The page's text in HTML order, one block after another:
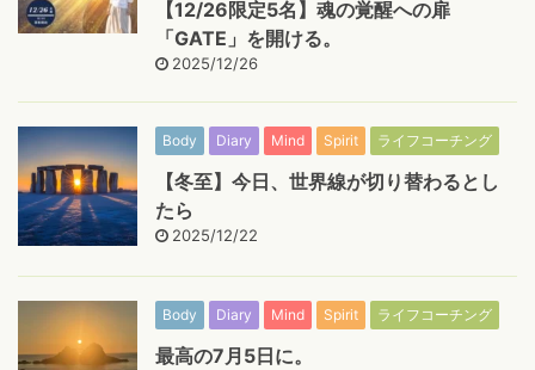
【12/26限定5名】魂の覚醒への扉
「GATE」を開ける。
2025/12/26
Body Diary Mind Spirit ライフコーチング
【冬至】今日、世界線が切り替わるとし
たら
2025/12/22
Body Diary Mind Spirit ライフコーチング
最高の7月5日に。